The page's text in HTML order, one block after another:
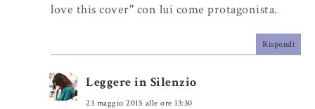
love this cover" con lui come protagonista.
Rispondi
Leggere in Silenzio
23 maggio 2015 alle ore 13:30